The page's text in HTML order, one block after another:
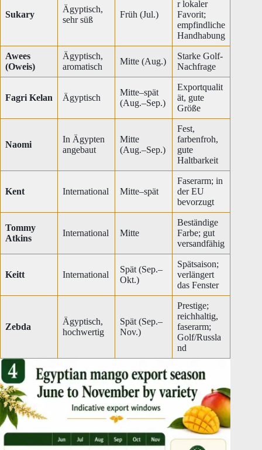
Sukary
Ägyptisch,
sehr süß
Früh (Jul.)
r lokaler
Favorit;
empfindliche
Handhabung
Awees
(Oweis)
Ägyptisch,
aromatisch
Mitte (Aug.)
Starke Golf-
Nachfrage
Fagri Kelan Ägyptisch
Mitte–spät
(Aug.–Sep.)
Exportqualit
ät, gute
Größe
Naomi
In Ägypten
angebaut
Mitte
(Aug.–Sep.)
Fest,
farbenfroh,
gute
Haltbarkeit
Kent International Mitte–spät
Faserarm; in
der EU
bevorzugt
Tommy
Atkins
International Mitte
Beständige
Farbe; gut
versandfähig
Keitt International
Spät (Sep.–
Okt.)
Spätsaison;
verlängert
das Fenster
Zebda
Ägyptisch,
hochwertig
Spät (Sep.–
Nov.)
Prestige;
reichhaltig,
faserarm;
Golf/Russla
nd